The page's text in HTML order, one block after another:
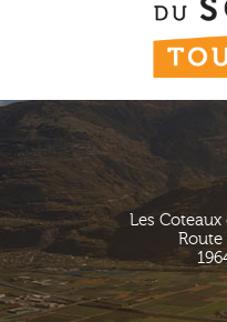
Les
Route